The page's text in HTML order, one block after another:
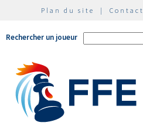
Plan du site | Contact
Rechercher un joueur